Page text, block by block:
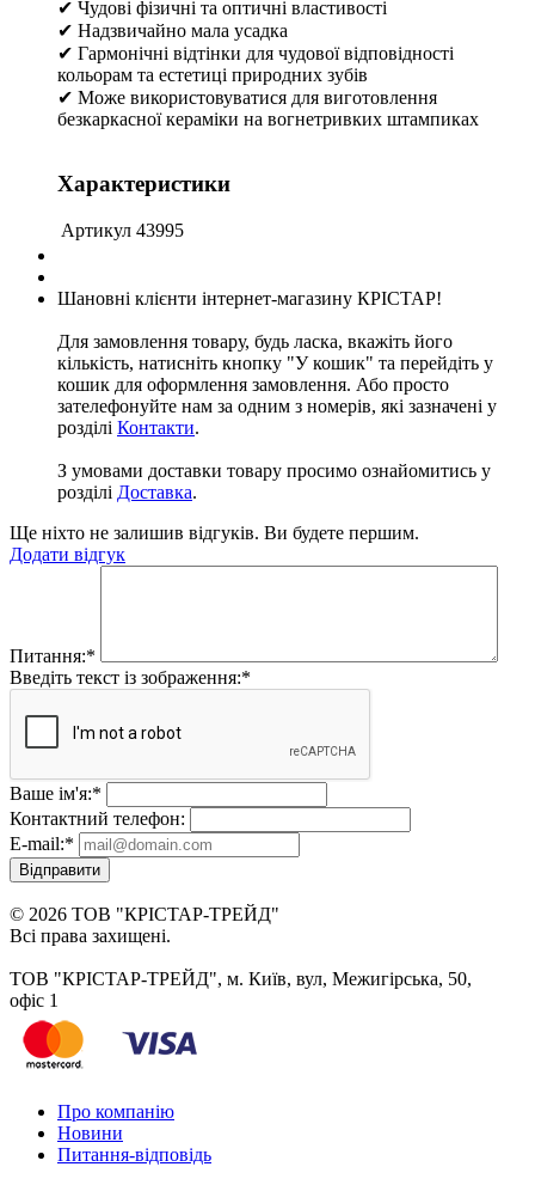
✔ Чудові фізичні та оптичні властивості
✔ Надзвичайно мала усадка
✔ Гармонічні відтінки для чудової відповідності
кольорам та естетиці природних зубів
✔ Може використовуватися для виготовлення
безкаркасної кераміки на вогнетривких штампиках
Характеристики
Артикул 43995
Шановні клієнти інтернет-магазину КРІСТАР!
Для замовлення товару, будь ласка, вкажіть його
кількість, натисніть кнопку "У кошик" та перейдіть у
кошик для оформлення замовлення. Або просто
зателефонуйте нам за одним з номерів, які зазначені у
розділі Контакти.
З умовами доставки товару просимо ознайомитись у
розділі Доставка.
Ще ніхто не залишив відгуків. Ви будете першим.
Додати відгук
Питання:*
Введіть текст із зображення:*
Ваше ім'я:*
Контактний телефон:
E-mail:*
Відправити
© 2026 ТОВ "КРІСТАР-ТРЕЙД"
Всі права захищені.
ТОВ "КРІСТАР-ТРЕЙД", м. Київ, вул, Межигірська, 50,
офіс 1
Про компанію
Новини
Питання-відповідь